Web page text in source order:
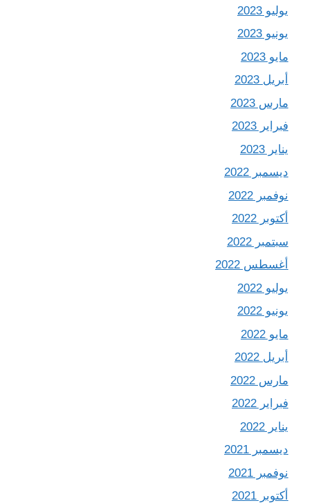
يوليو 2023
يونيو 2023
مايو 2023
أبريل 2023
مارس 2023
فبراير 2023
يناير 2023
ديسمبر 2022
نوفمبر 2022
أكتوبر 2022
سبتمبر 2022
أغسطس 2022
يوليو 2022
يونيو 2022
مايو 2022
أبريل 2022
مارس 2022
فبراير 2022
يناير 2022
ديسمبر 2021
نوفمبر 2021
أكتوبر 2021